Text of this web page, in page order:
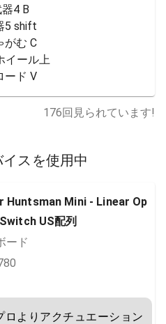
4 B
5 shift
がむ C
イール上
ード V
176回見られています!
スを使用中
Huntsman Mini - Linear Op
US配列
ード
ロよりアクチュエーション